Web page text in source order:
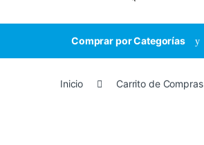
Comprar por Categorías
Inicio Carrito de Compras